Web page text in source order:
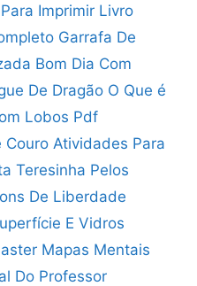
Imprimir Livro
Garrafa De
Bom Dia Com
De Dragão O Que é
Lobos Pdf
Couro Atividades Para
Teresinha Pelos
De Liberdade
E Vidros
Mapas Mentais
Do Professor